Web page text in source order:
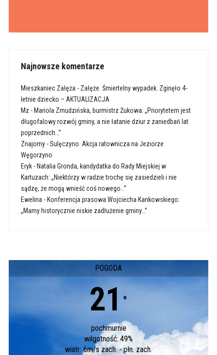
Najnowsze komentarze
Mieszkaniec Załęża - Załęże. Śmiertelny wypadek. Zginęło 4-
letnie dziecko – AKTUALIZACJA
Mz - Mariola Zmudzińska, burmistrz Żukowa: „Priorytetem jest
długofalowy rozwój gminy, a nie łatanie dziur z zaniedbań lat
poprzednich…”
Znajomy-Sulęczyno. Akcja ratownicza na Jeziorze
Węgorzyno
Eryk- Natalia Gronda, kandydatka do Rady Miejskiej w
Kartuzach: „Niektórzy w radzie trochę się zasiedzieli i nie
sądzę, że mogą wnieść coś nowego…”
Ewelina - Konferencja prasowa Wojciecha Kankowskiego:
„Mamy historycznie niskie zadłużenie gminy…”
POGODA
21 °
pochmurnie
wilgotność: 49%
wiatr: 6m/s zach. - płn. zach.